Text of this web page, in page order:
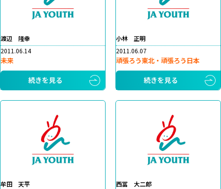
渡辺 隆幸
2011.06.14
未来
続きを見る
小林 正明
2011.06.07
頑張ろう東北・頑張ろう日本
続きを見る
牟田 天平
西冨 大二郎